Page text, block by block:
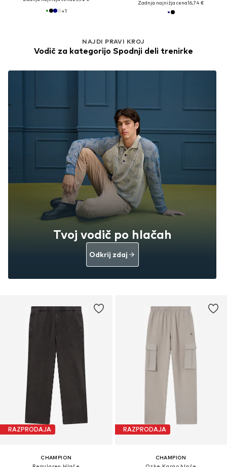
+1
Zadnja najnižja cena16,74 €
RAZPRODAJA
CHAMPION
RAZPRODAJA
CHAMPION
NAJDI PRAVI KROJ
Vodič za kategorijo Spodnji deli trenirke
Tvoj vodič po hlačah
Odkrij zdaj